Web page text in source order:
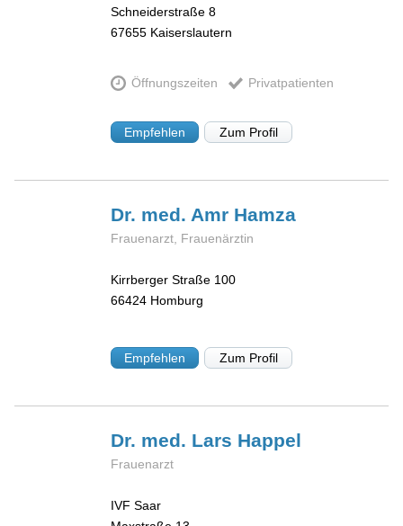
Schneiderstraße 8
67655 Kaiserslautern
Öffnungszeiten Privatpatienten
Empfehlen Zum Profil
Dr. med. Amr Hamza
Frauenarzt, Frauenärztin
Kirrberger Straße 100
66424 Homburg
Empfehlen Zum Profil
Dr. med. Lars Happel
Frauenarzt
IVF Saar